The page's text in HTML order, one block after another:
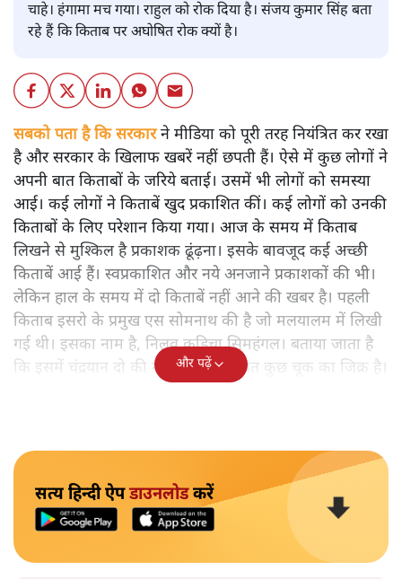
चाहे। हंगामा मच गया। राहुल को रोक दिया है। संजय कुमार सिंह बता
रहे हैं कि किताब पर अघोषित रोक क्यों है।
सबको पता है कि सरकारने मीडिया को पूरी तरह नियंत्रित कर रखा
है और सरकार के खिलाफ खबरें नहीं छपती हैं। ऐसे में कुछ लोगों ने
अपनी बात किताबों के जरिये बताई। उसमें भी लोगों को समस्या
आई। कई लोगों ने किताबें खुद प्रकाशित कीं। कई लोगों को उनकी
किताबों के लिए परेशान किया गया। आज के समय में किताब
लिखने से मुश्किल है प्रकाशक ढूंढ़ना। इसके बावजूद कई अच्छी
किताबें आई हैं। स्वप्रकाशित और नये अनजाने प्रकाशकों की भी।
लेकिन हाल के समय में दो किताबें नहीं आने की खबर है। पहली
किताब इसरो के प्रमुख एस सोमनाथ की है जो मलयालम में लिखी
गई थी। इसका नाम है, निलवु कुडिचा सिमहंगल। बताया जाता है
कि इसमें चंद्रयान दो की नाकामी से संबंधित कुछ चूक का जिक्र है।
और पढ़ें
सत्य हिन्दी ऐपडाउनलोडकरें